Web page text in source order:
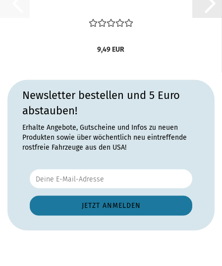
9,49 EUR
Newsletter bestellen und 5 Euro
abstauben!
Erhalte Angebote, Gutscheine und Infos zu neuen
Produkten sowie über wöchentlich neu eintreffende
rostfreie Fahrzeuge aus den USA!